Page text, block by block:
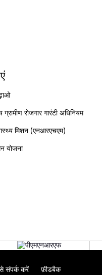
ग्रामीण रोजगार गारंटी अधिनियम
मिशन (एनआरएचएम)
योजना
संपर्क करें फ़ीडबैक